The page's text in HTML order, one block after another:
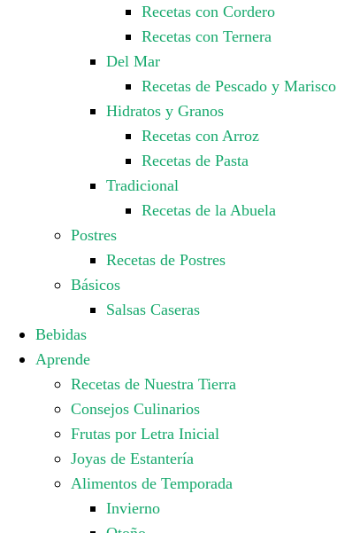
Recetas con Cordero
Recetas con Ternera
Del Mar
Recetas de Pescado y Marisco
Hidratos y Granos
Recetas con Arroz
Recetas de Pasta
Tradicional
Recetas de la Abuela
Postres
Recetas de Postres
Básicos
Salsas Caseras
Bebidas
Aprende
Recetas de Nuestra Tierra
Consejos Culinarios
Frutas por Letra Inicial
Joyas de Estantería
Alimentos de Temporada
Invierno